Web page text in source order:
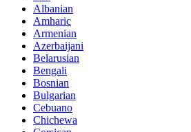
Albanian
Amharic
Armenian
Azerbaijani
Belarusian
Bengali
Bosnian
Bulgarian
Cebuano
Chichewa